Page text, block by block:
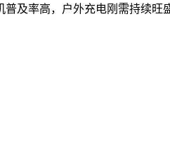
及率高，户外充电刚需持续